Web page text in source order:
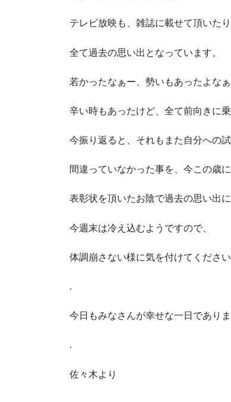
テレビ放映も、雑誌に載せて頂いた
全て過去の思い出となっています。
若かったなぁー、勢いもあったよなぁ
辛い時もあったけど、全て前向きに
今振り返ると、それもまた自分への試
間違っていなかった事を、今この歳
表彰状を頂いたお陰で過去の思い出
今週末は冷え込むようですので、
体調崩さない様に気を付けてください
.
今日もみなさんが幸せな一日であり
.
佐々木より